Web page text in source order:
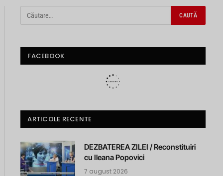
FACEBOOK
ARTICOLE RECENTE
DEZBATEREA ZILEI / Reconstituiri
cu Ileana Popovici
7 august 2026